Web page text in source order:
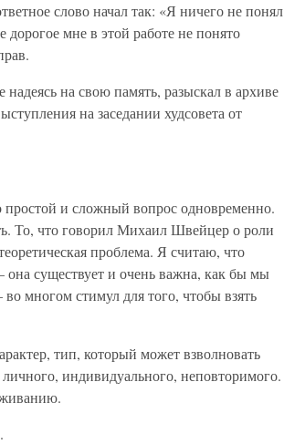
слово начал так: «Я ничего не понял
дорогое мне в этой работе не понято
на свою память, разыскал в архиве
на заседании худсовета от
и сложный вопрос одновременно.
То, что говорил Михаил Швейцер о роли
проблема. Я считаю, что
существует и очень важна, как бы мы
многом стимул для того, чтобы взять
тип, который может взволновать
индивидуального, неповторимого.